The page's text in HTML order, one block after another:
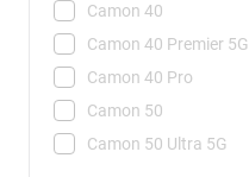
Camon 40
Camon 40 Premier 5G
Camon 40 Pro
Camon 50
Camon 50 Ultra 5G